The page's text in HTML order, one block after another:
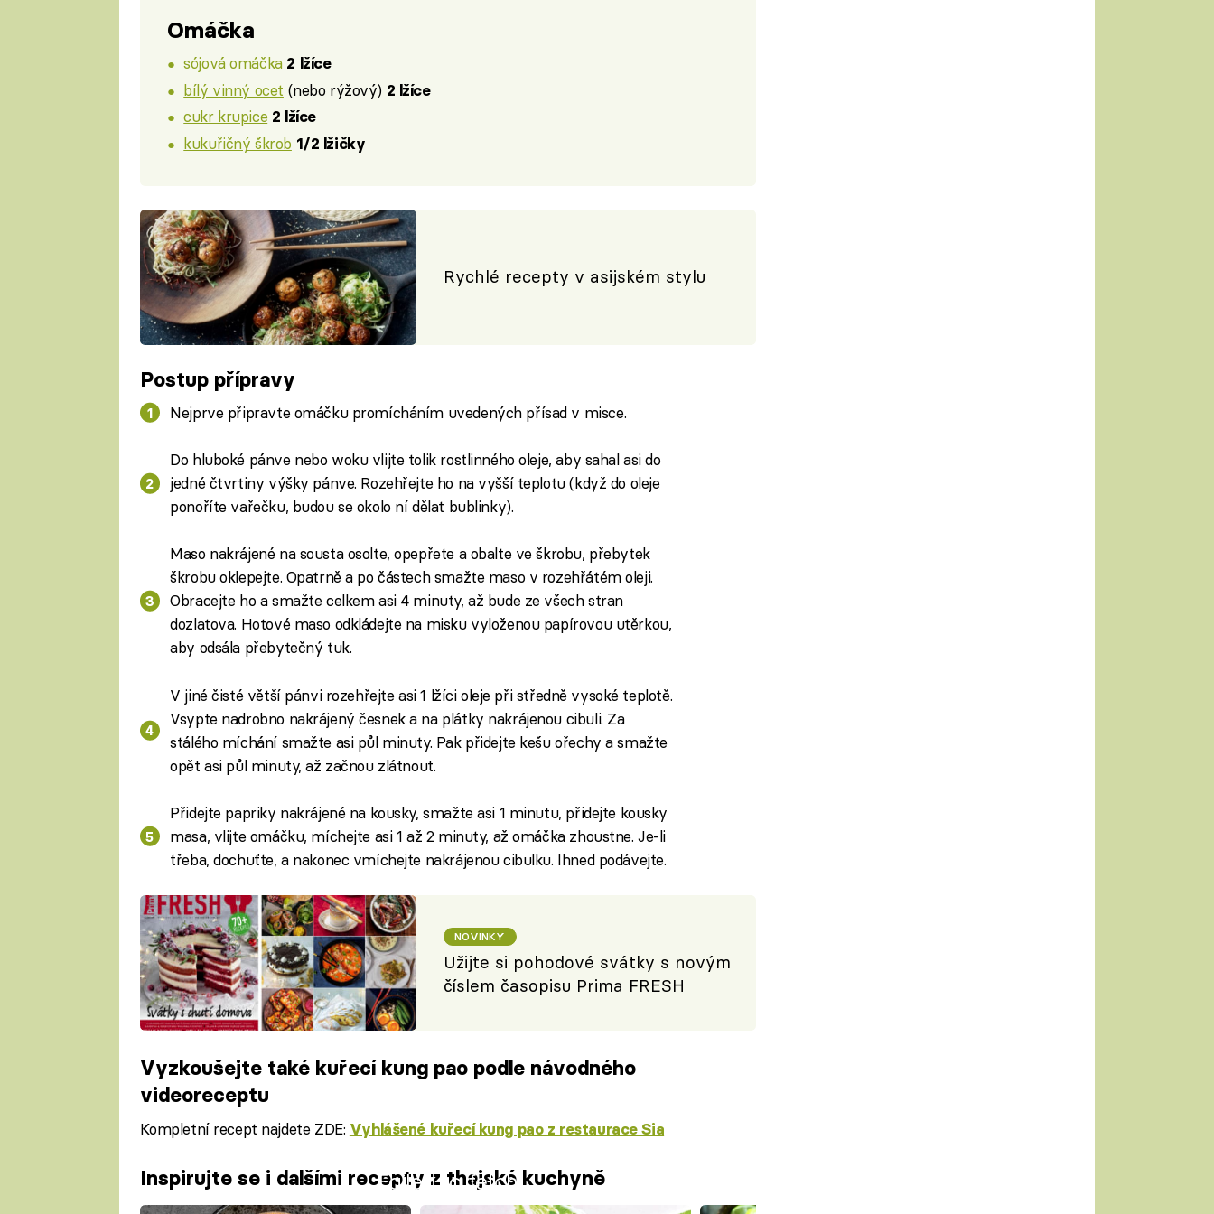
Omáčka
sójová omáčka 2 lžíce
bílý vinný ocet (nebo rýžový) 2 lžíce
cukr krupice 2 lžíce
kukuřičný škrob 1/2 lžičky
Rychlé recepty v asijském stylu
Postup přípravy
Nejprve připravte omáčku promícháním uvedených přísad v misce.
Do hluboké pánve nebo woku vlijte tolik rostlinného oleje, aby sahal asi do
jedné čtvrtiny výšky pánve. Rozehřejte ho na vyšší teplotu (když do oleje
ponoříte vařečku, budou se okolo ní dělat bublinky).
Maso nakrájené na sousta osolte, opepřete a obalte ve škrobu, přebytek
škrobu oklepejte. Opatrně a po částech smažte maso v rozehřátém oleji.
Obracejte ho a smažte celkem asi 4 minuty, až bude ze všech stran
dozlatova. Hotové maso odkládejte na misku vyloženou papírovou utěrkou,
aby odsála přebytečný tuk.
V jiné čisté větší pánvi rozehřejte asi 1 lžíci oleje při středně vysoké teplotě.
Vsypte nadrobno nakrájený česnek a na plátky nakrájenou cibuli. Za
stálého míchání smažte asi půl minuty. Pak přidejte kešu ořechy a smažte
opět asi půl minuty, až začnou zlátnout.
Přidejte papriky nakrájené na kousky, smažte asi 1 minutu, přidejte kousky
masa, vlijte omáčku, míchejte asi 1 až 2 minuty, až omáčka zhoustne. Je-li
třeba, dochuťte, a nakonec vmíchejte nakrájenou cibulku. Ihned podávejte.
NOVINKY
Užijte si pohodové svátky s novým
číslem časopisu Prima FRESH
Vyzkoušejte také kuřecí kung pao podle návodného
videoreceptu
Kompletní recept najdete ZDE: Vyhlášené kuřecí kung pao z restaurace Sia
Failed to fetch
Inspirujte se i dalšími recepty z thajské kuchyně